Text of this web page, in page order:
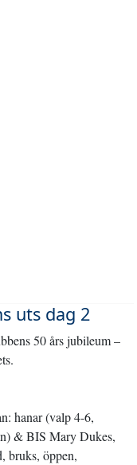
uts dag 2
50 års jubileum –
hanar (valp 4-6,
& BIS Mary Dukes,
bruks, öppen,